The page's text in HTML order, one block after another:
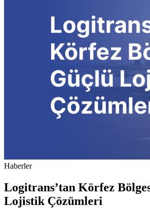
Haberler
Logitrans’tan Körfez
Lojistik Çözümleri